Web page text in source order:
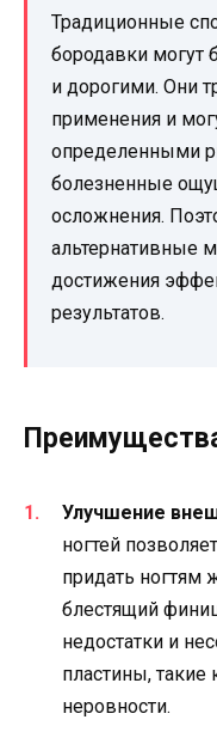
Традиционные
бородавки могут
и дорогими. Они
применения и
определенными
болезненные
осложнения.
альтернативные
достижения
результатов.
Улучшение
ногтей
придать ногтям
блестящий
недостатки и
пластины, такие
неровности.